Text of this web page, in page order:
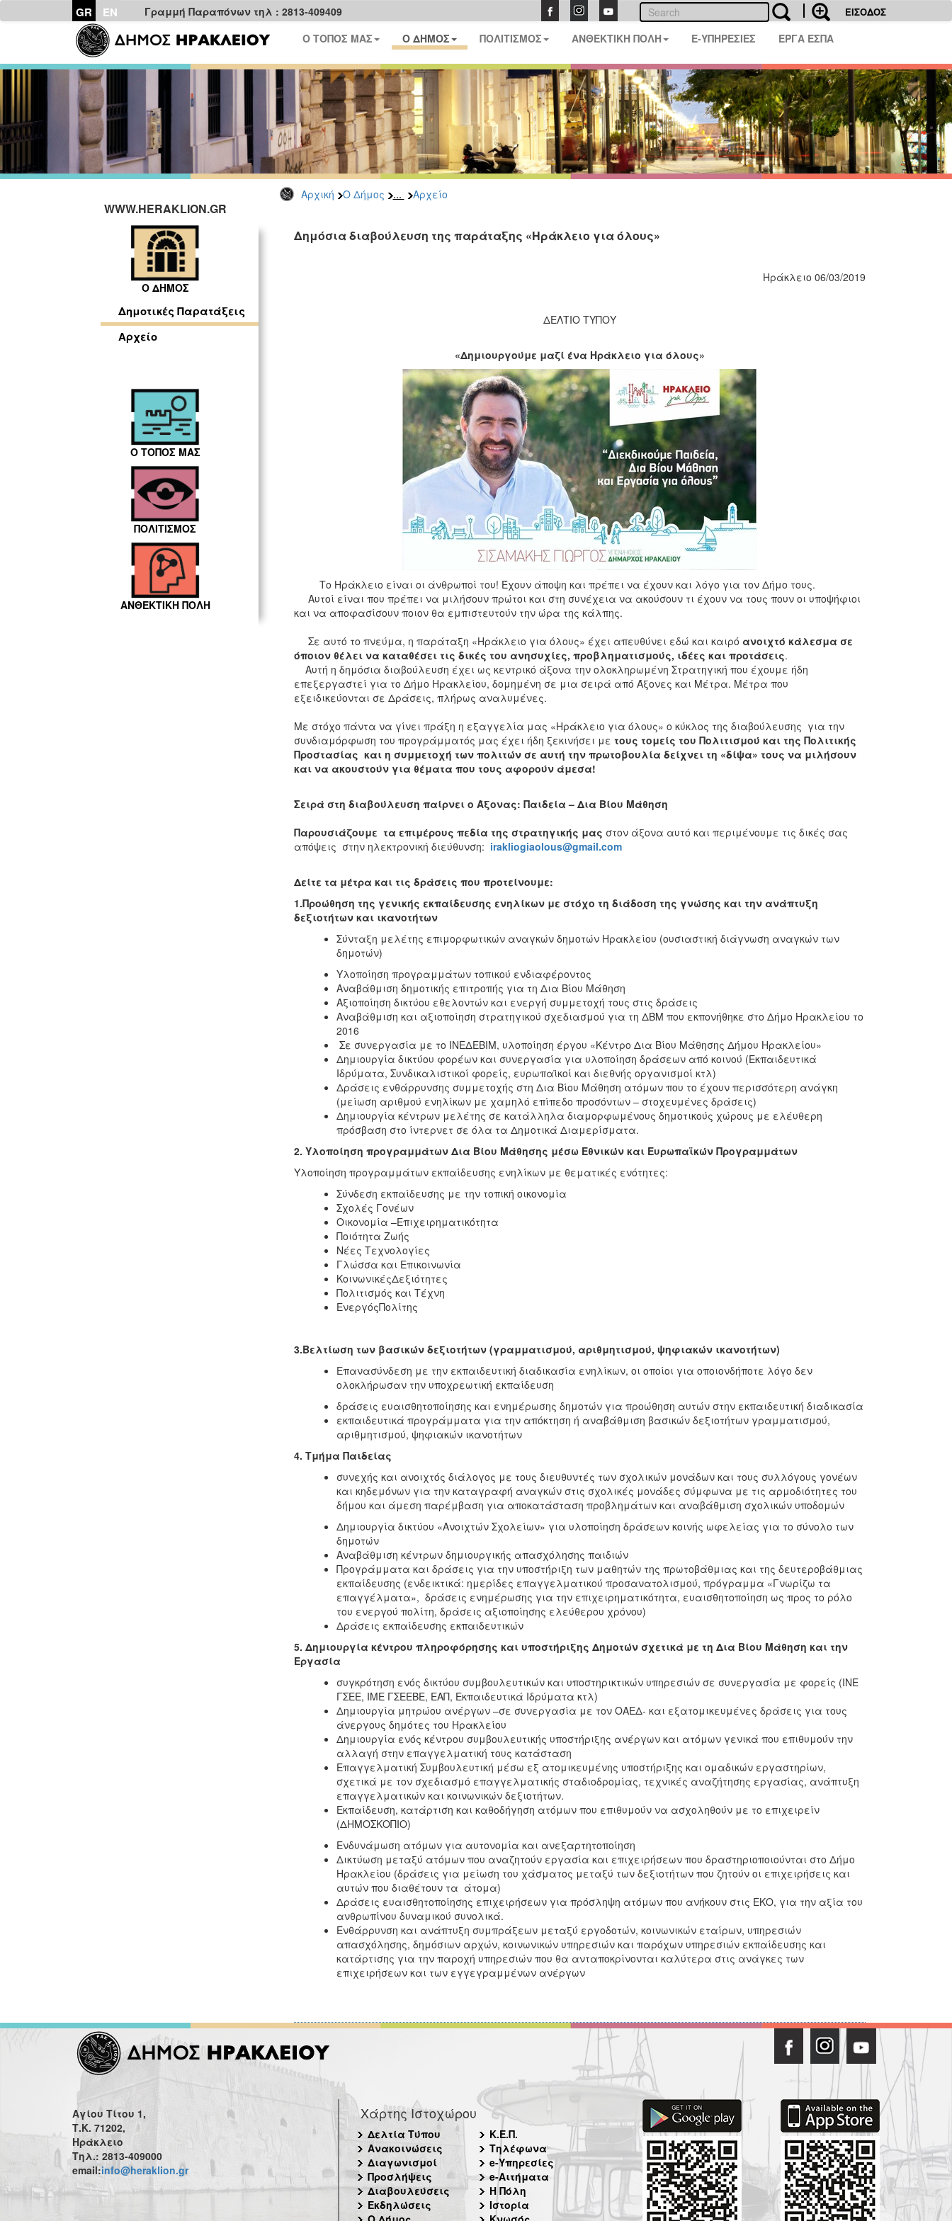
GR EN Γραμμή Παραπόνων τηλ : 2813-409409 ΕΙΣΟΔΟΣ
Ο ΤΟΠΟΣ ΜΑΣ Ο ΔΗΜΟΣ ΠΟΛΙΤΙΣΜΟΣ ΑΝΘΕΚΤΙΚΗ ΠΟΛΗ E-ΥΠΗΡΕΣΙΕΣ ΕΡΓΑ ΕΣΠΑ
Αρχική Ο Δήμος ... Αρχείο
WWW.HERAKLION.GR
Ο ΔΗΜΟΣ
Δημοτικές Παρατάξεις
Αρχείο
Ο ΤΟΠΟΣ ΜΑΣ
ΠΟΛΙΤΙΣΜΟΣ
ΑΝΘΕΚΤΙΚΗ ΠΟΛΗ
Δημόσια διαβούλευση της παράταξης «Ηράκλειο για όλους»
Ηράκλειο 06/03/2019
ΔΕΛΤΙΟ ΤΥΠΟΥ
«Δημιουργούμε μαζί ένα Ηράκλειο για όλους»
Το Ηράκλειο είναι οι άνθρωποί του! Έχουν άποψη και πρέπει να έχουν και λόγο για τον Δήμο τους.
Αυτοί είναι που πρέπει να μιλήσουν πρώτοι και στη συνέχεια να ακούσουν τι έχουν να τους πουν οι υποψήφιοι
και να αποφασίσουν ποιον θα εμπιστευτούν την ώρα της κάλπης.
Σε αυτό το πνεύμα, η παράταξη «Ηράκλειο για όλους» έχει απευθύνει εδώ και καιρό ανοιχτό κάλεσμα σε
όποιον θέλει να καταθέσει τις δικές του ανησυχίες, προβληματισμούς, ιδέες και προτάσεις.
Αυτή η δημόσια διαβούλευση έχει ως κεντρικό άξονα την ολοκληρωμένη Στρατηγική που έχουμε ήδη
επεξεργαστεί για το Δήμο Ηρακλείου, δομημένη σε μια σειρά από Άξονες και Μέτρα. Μέτρα που
εξειδικεύονται σε Δράσεις, πλήρως αναλυμένες.
Με στόχο πάντα να γίνει πράξη η εξαγγελία μας «Ηράκλειο για όλους» ο κύκλος της διαβούλευσης για την
συνδιαμόρφωση του προγράμματός μας έχει ήδη ξεκινήσει με τους τομείς του Πολιτισμού και της Πολιτικής
Προστασίας και η συμμετοχή των πολιτών σε αυτή την πρωτοβουλία δείχνει τη «δίψα» τους να μιλήσουν
και να ακουστούν για θέματα που τους αφορούν άμεσα!
Σειρά στη διαβούλευση παίρνει ο Άξονας: Παιδεία – Δια Βίου Μάθηση
Παρουσιάζουμε τα επιμέρους πεδία της στρατηγικής μας στον άξονα αυτό και περιμένουμε τις δικές σας
απόψεις στην ηλεκτρονική διεύθυνση: irakliogiaolous@gmail.com
Δείτε τα μέτρα και τις δράσεις που προτείνουμε:
1.Προώθηση της γενικής εκπαίδευσης ενηλίκων με στόχο τη διάδοση της γνώσης και την ανάπτυξη
δεξιοτήτων και ικανοτήτων
Σύνταξη μελέτης επιμορφωτικών αναγκών δημοτών Ηρακλείου (ουσιαστική διάγνωση αναγκών των
δημοτών)
Υλοποίηση προγραμμάτων τοπικού ενδιαφέροντος
Αναβάθμιση δημοτικής επιτροπής για τη Δια Βίου Μάθηση
Αξιοποίηση δικτύου εθελοντών και ενεργή συμμετοχή τους στις δράσεις
Αναβάθμιση και αξιοποίηση στρατηγικού σχεδιασμού για τη ΔΒΜ που εκπονήθηκε στο Δήμο Ηρακλείου το
2016
Σε συνεργασία με το ΙΝΕΔΕΒΙΜ, υλοποίηση έργου «Κέντρο Δια Βίου Μάθησης Δήμου Ηρακλείου»
Δημιουργία δικτύου φορέων και συνεργασία για υλοποίηση δράσεων από κοινού (Εκπαιδευτικά
Ιδρύματα, Συνδικαλιστικοί φορείς, ευρωπαϊκοί και διεθνής οργανισμοί κτλ)
Δράσεις ενθάρρυνσης συμμετοχής στη Δια Βίου Μάθηση ατόμων που το έχουν περισσότερη ανάγκη
(μείωση αριθμού ενηλίκων με χαμηλό επίπεδο προσόντων – στοχευμένες δράσεις)
Δημιουργία κέντρων μελέτης σε κατάλληλα διαμορφωμένους δημοτικούς χώρους με ελέυθερη
πρόσβαση στο ίντερνετ σε όλα τα Δημοτικά Διαμερίσματα.
2. Υλοποίηση προγραμμάτων Δια Βίου Μάθησης μέσω Εθνικών και Ευρωπαϊκών Προγραμμάτων
Υλοποίηση προγραμμάτων εκπαίδευσης ενηλίκων με θεματικές ενότητες:
Σύνδεση εκπαίδευσης με την τοπική οικονομία
Σχολές Γονέων
Οικονομία –Επιχειρηματικότητα
Ποιότητα Ζωής
Νέες Τεχνολογίες
Γλώσσα και Επικοινωνία
ΚοινωνικέςΔεξιότητες
Πολιτισμός και Τέχνη
ΕνεργόςΠολίτης
3.Βελτίωση των βασικών δεξιοτήτων (γραμματισμού, αριθμητισμού, ψηφιακών ικανοτήτων)
Επανασύνδεση με την εκπαιδευτική διαδικασία ενηλίκων, οι οποίοι για οποιονδήποτε λόγο δεν
ολοκλήρωσαν την υποχρεωτική εκπαίδευση
δράσεις ευαισθητοποίησης και ενημέρωσης δημοτών για προώθηση αυτών στην εκπαιδευτική διαδικασία
εκπαιδευτικά προγράμματα για την απόκτηση ή αναβάθμιση βασικών δεξιοτήτων γραμματισμού,
αριθμητισμού, ψηφιακών ικανοτήτων
4. Τμήμα Παιδείας
συνεχής και ανοιχτός διάλογος με τους διευθυντές των σχολικών μονάδων και τους συλλόγους γονέων
και κηδεμόνων για την καταγραφή αναγκών στις σχολικές μονάδες σύμφωνα με τις αρμοδιότητες του
δήμου και άμεση παρέμβαση για αποκατάσταση προβλημάτων και αναβάθμιση σχολικών υποδομών
Δημιουργία δικτύου «Ανοιχτών Σχολείων» για υλοποίηση δράσεων κοινής ωφελείας για το σύνολο των
δημοτών
Αναβάθμιση κέντρων δημιουργικής απασχόλησης παιδιών
Προγράμματα και δράσεις για την υποστήριξη των μαθητών της πρωτοβάθμιας και της δευτεροβάθμιας
εκπαίδευσης (ενδεικτικά: ημερίδες επαγγελματικού προσανατολισμού, πρόγραμμα «Γνωρίζω τα
επαγγέλματα», δράσεις ενημέρωσης για την επιχειρηματικότητα, ευαισθητοποίηση ως προς το ρόλο
του ενεργού πολίτη, δράσεις αξιοποίησης ελεύθερου χρόνου)
Δράσεις εκπαίδευσης εκπαιδευτικών
5. Δημιουργία κέντρου πληροφόρησης και υποστήριξης Δημοτών σχετικά με τη Δια Βίου Μάθηση και την
Εργασία
συγκρότηση ενός δικτύου συμβουλευτικών και υποστηρικτικών υπηρεσιών σε συνεργασία με φορείς (ΙΝΕ
ΓΣΕΕ, ΙΜΕ ΓΣΕΕΒΕ, ΕΑΠ, Εκπαιδευτικά Ιδρύματα κτλ)
Δημιουργία μητρώου ανέργων –σε συνεργασία με τον ΟΑΕΔ- και εξατομικευμένες δράσεις για τους
άνεργους δημότες του Ηρακλείου
Δημιουργία ενός κέντρου συμβουλευτικής υποστήριξης ανέργων και ατόμων γενικά που επιθυμούν την
αλλαγή στην επαγγελματική τους κατάσταση
Επαγγελματική Συμβουλευτική μέσω εξ ατομικευμένης υποστήριξης και ομαδικών εργαστηρίων,
σχετικά με τον σχεδιασμό επαγγελματικής σταδιοδρομίας, τεχνικές αναζήτησης εργασίας, ανάπτυξη
επαγγελματικών και κοινωνικών δεξιοτήτων.
Εκπαίδευση, κατάρτιση και καθοδήγηση ατόμων που επιθυμούν να ασχοληθούν με το επιχειρείν
(ΔΗΜΟΣΚΟΠΙΟ)
Ενδυνάμωση ατόμων για αυτονομία και ανεξαρτητοποίηση
Δικτύωση μεταξύ ατόμων που αναζητούν εργασία και επιχειρήσεων που δραστηριοποιούνται στο Δήμο
Ηρακλείου (δράσεις για μείωση του χάσματος μεταξύ των δεξιοτήτων που ζητούν οι επιχειρήσεις και
αυτών που διαθέτουν τα άτομα)
Δράσεις ευαισθητοποίησης επιχειρήσεων για πρόσληψη ατόμων που ανήκουν στις ΕΚΟ, για την αξία του
ανθρωπίνου δυναμικού συνολικά.
Ενθάρρυνση και ανάπτυξη συμπράξεων μεταξύ εργοδοτών, κοινωνικών εταίρων, υπηρεσιών
απασχόλησης, δημόσιων αρχών, κοινωνικών υπηρεσιών και παρόχων υπηρεσιών εκπαίδευσης και
κατάρτισης για την παροχή υπηρεσιών που θα ανταποκρίνονται καλύτερα στις ανάγκες των
επιχειρήσεων και των εγγεγραμμένων ανέργων
Αγίου Τίτου 1,
Τ.Κ. 71202,
Ηράκλειο
Τηλ.: 2813-409000
email:info@heraklion.gr
Χάρτης Ιστοχώρου
Δελτία Τύπου
Ανακοινώσεις
Διαγωνισμοί
Προσλήψεις
Διαβουλεύσεις
Εκδηλώσεις
Κ.Ε.Π.
Τηλέφωνα
e-Υπηρεσίες
e-Αιτήματα
Η Πόλη
Ιστορία